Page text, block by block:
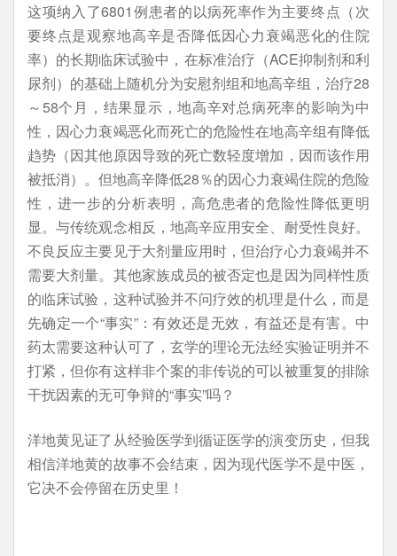
这项纳入了6801例患者的以病死率作为主要终点（次
要终点是观察地高辛是否降低因心力衰竭恶化的住院
率）的长期临床试验中，在标准治疗（ACE抑制剂和利
尿剂）的基础上随机分为安慰剂组和地高辛组，治疗28
～58个月，结果显示，地高辛对总病死率的影响为中
性，因心力衰竭恶化而死亡的危险性在地高辛组有降低
趋势（因其他原因导致的死亡数轻度增加，因而该作用
被抵消）。但地高辛降低28％的因心力衰竭住院的危险
性，进一步的分析表明，高危患者的危险性降低更明
显。与传统观念相反，地高辛应用安全、耐受性良好。
不良反应主要见于大剂量应用时，但治疗心力衰竭并不
需要大剂量。其他家族成员的被否定也是因为同样性质
的临床试验，这种试验并不问疗效的机理是什么，而是
先确定一个“事实”：有效还是无效，有益还是有害。中
药太需要这种认可了，玄学的理论无法经实验证明并不
打紧，但你有这样非个案的非传说的可以被重复的排除
干扰因素的无可争辩的“事实”吗？
洋地黄见证了从经验医学到循证医学的演变历史，但我
相信洋地黄的故事不会结束，因为现代医学不是中医，
它决不会停留在历史里！